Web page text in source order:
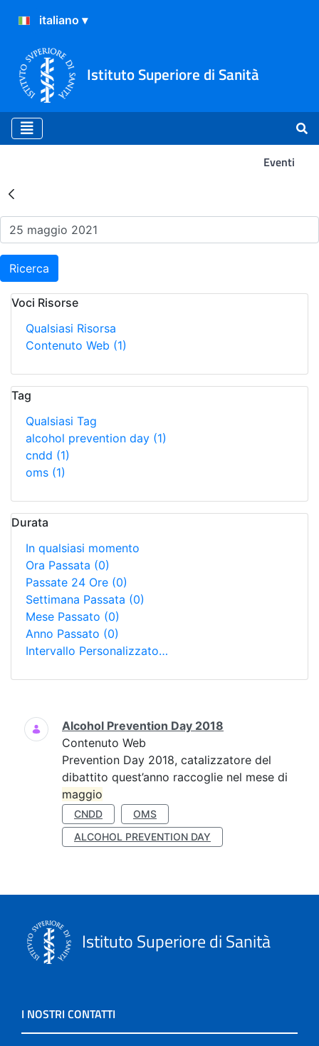
Istituto Superiore di Sanità
Eventi
Risultati della Ricerca -
Ricerca
Voci Risorse
Qualsiasi Risorsa
Contenuto Web (1)
Tag
Qualsiasi Tag
alcohol prevention day (1)
cndd (1)
oms (1)
Durata
In qualsiasi momento
Ora Passata (0)
Passate 24 Ore (0)
Settimana Passata (0)
Mese Passato (0)
Anno Passato (0)
Intervallo Personalizzato…
Ricerca
Alcohol Prevention Day 2018
Contenuto Web
Prevention Day 2018, catalizzatore del
dibattito quest’anno raccoglie nel mese di
maggio
CNDD
OMS
ALCOHOL PREVENTION DAY
Istituto Superiore di Sanità
I NOSTRI CONTATTI